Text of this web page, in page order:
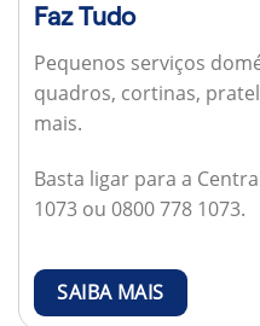
Faz Tudo
Pequenos serviços
quadros, cortinas,
mais.
Basta ligar para a
1073 ou 0800 778 1073.
SAIBA MAIS